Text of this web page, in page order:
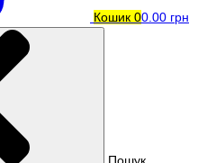
Кошик 00.00 грн